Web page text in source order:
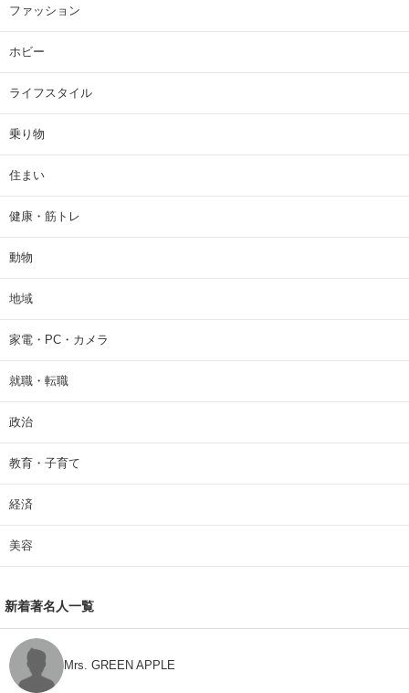
ファッション
ホビー
ライフスタイル
乗り物
住まい
健康・筋トレ
動物
地域
家電・PC・カメラ
就職・転職
政治
教育・子育て
経済
美容
新着著名人一覧
Mrs. GREEN APPLE